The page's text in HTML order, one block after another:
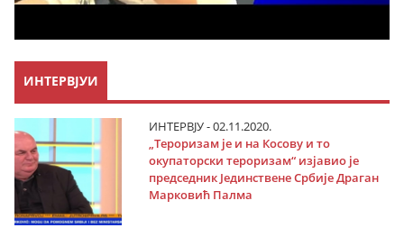
ИНТЕРВЈУИ
ИНТЕРВЈУ - 02.11.2020.
„Тероризам је и на Косову и то
окупаторски тероризам“ изјавио је
председник Јединствене Србије Драган
Марковић Палма